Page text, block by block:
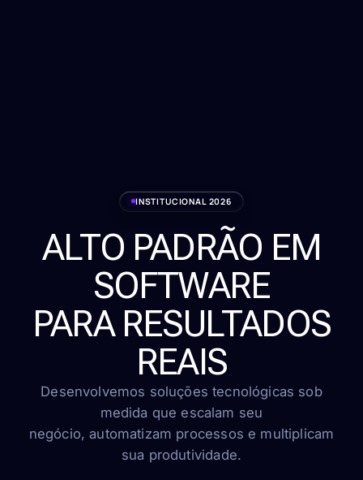
Serviços
Sobre
Clientes
Contato
INSTITUCIONAL 2026
ALTO PADRÃO EM
SOFTWARE
PARA RESULTADOS
REAIS
Desenvolvemos soluções tecnológicas sob
medida que escalam seu
negócio, automatizam processos e multiplicam
sua produtividade.